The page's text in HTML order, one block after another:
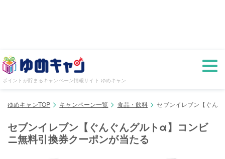
ポイントが貯まるキャンペーン情報サイト ゆめキャン
ゆめキャンTOP キャンペーン一覧 食品・飲料 セブンイレブン【ぐん
セブンイレブン【ぐんぐんグルトα】コンビ
ニ無料引換券クーポンが当たる